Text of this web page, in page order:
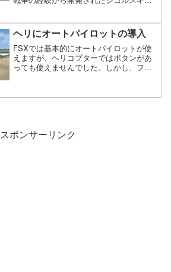
ヘリにオートパイロットの導入
FSXでは基本的にオートパイロットが使
えますが、ヘリコプターではボタンがあ
っても使えませんでした。しかし、フリ
ようになります。下の画像は、フリーの
スポンサーリンク